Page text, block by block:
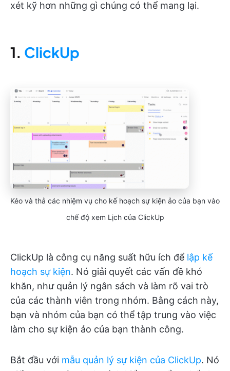
xét kỹ hơn những gì chúng có thể mang lại.
1. ClickUp
Kéo và thả các nhiệm vụ cho kế hoạch sự kiện ảo của bạn vào
chế độ xem Lịch của ClickUp
ClickUp là công cụ năng suất hữu ích để lập kế
hoạch sự kiện. Nó giải quyết các vấn đề khó
khăn, như quản lý ngân sách và làm rõ vai trò
của các thành viên trong nhóm. Bằng cách này,
bạn và nhóm của bạn có thể tập trung vào việc
làm cho sự kiện ảo của bạn thành công.
Bắt đầu với mẫu quản lý sự kiện của ClickUp. Nó